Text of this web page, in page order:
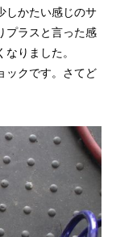
しかたい感じのサ
プラスと言った感
りました。
ックです。さてど